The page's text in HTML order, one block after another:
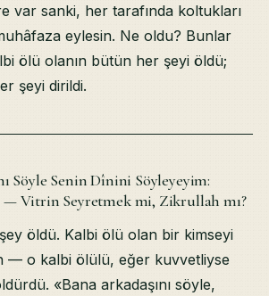
var sanki, her tarafında koltukları
eylesin. Ne oldu? Bunlar
ölü olanın bütün her şeyi öldü;
şeyi dirildi.
Söyle Senin Dînini Söyleyeyim:
— Vitrin Seyretmek mi, Zikrullah mı?
öldü. Kalbi ölü olan bir kimseyi
— o kalbi ölülü, eğer kuvvetliyse
«Bana arkadaşını söyle,